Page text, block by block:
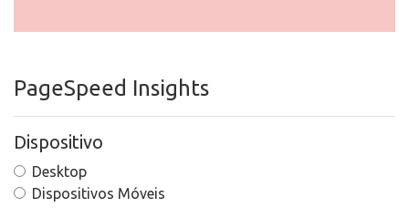
PageSpeed Insights
Dispositivo
Desktop
Dispositivos Móveis